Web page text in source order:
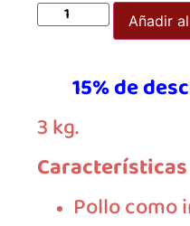
Añadir
15% de
3 kg.
Características
Pollo como